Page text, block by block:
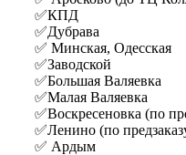
✅КПД
✅Дубрава
✅ Минская, Одесская
✅Заводской
✅Большая Валяевка
✅Малая Валяевка
✅Воскресеновка (по
✅Ленино (по
✅ Ардым